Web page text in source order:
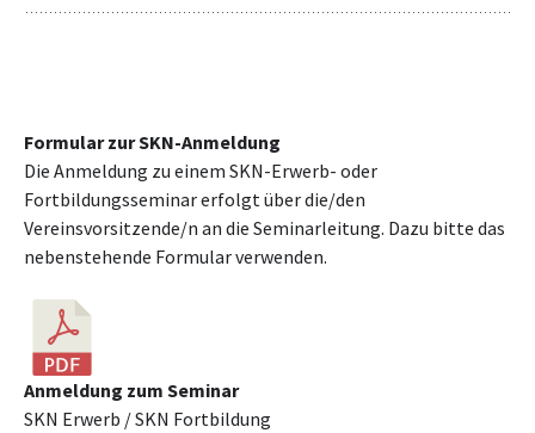
Formular zur SKN-Anmeldung
Die Anmeldung zu einem SKN-Erwerb- oder
Fortbildungsseminar erfolgt über die/den
Vereinsvorsitzende/n an die Seminarleitung. Dazu bitte das
nebenstehende Formular verwenden.
Anmeldung zum Seminar
SKN Erwerb / SKN Fortbildung